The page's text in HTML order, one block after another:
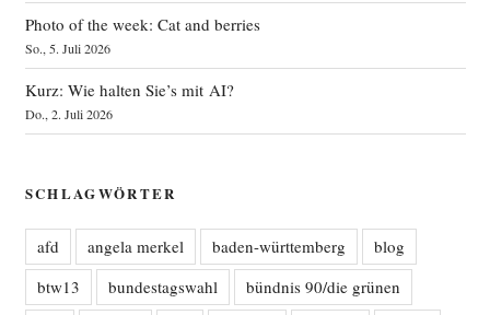
Photo of the week: Cat and berries
So., 5. Juli 2026
Kurz: Wie halten Sie’s mit AI?
Do., 2. Juli 2026
SCHLAGWÖRTER
afd angela merkel baden-württemberg
blog
btw13
bundestagswahl
bündnis 90/die grünen